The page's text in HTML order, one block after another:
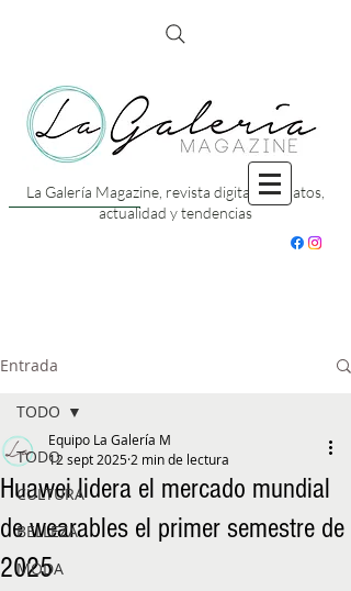
La Galería Magazine, revista digital con datos,
actualidad y tendencias
Entrada
TODO
CULTURA
BELLEZA
MODA
TODO
Huawei lidera el mercado mundial
de wearables el primer semestre de
2025
Equipo La Galería M
12 sept 2025 2 min de lectura